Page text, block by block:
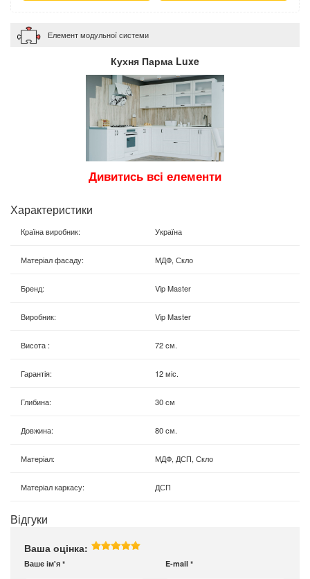
Елемент модульної системи
Кухня Парма Luxe
Дивитись всі елементи
Характеристики
Країна виробник: Україна
Матеріал фасаду: МДФ, Скло
Бренд: Vip Master
Виробник: Vip Master
Висота : 72 см.
Гарантія: 12 міс.
Глибина: 30 см
Довжина: 80 см.
Матеріал: МДФ, ДСП, Скло
Матеріал каркасу: ДСП
Відгуки
Ваша оцінка:
Ваше ім'я * E-mail *